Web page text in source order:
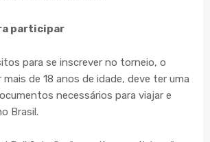
participar
para se inscrever no torneio, o
de 18 anos de idade, deve ter uma
necessários para viajar e
Brasil.